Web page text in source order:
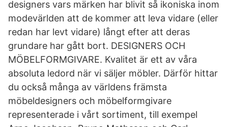
designers vars märken har blivit så ikoniska inom
modevärlden att de kommer att leva vidare (eller
redan har levt vidare) långt efter att deras
grundare har gått bort. DESIGNERS OCH
MÖBELFORMGIVARE. Kvalitet är ett av våra
absoluta ledord när vi säljer möbler. Därför hittar
du också många av världens främsta
möbeldesigners och möbelformgivare
representerade i vårt sortiment, till exempel